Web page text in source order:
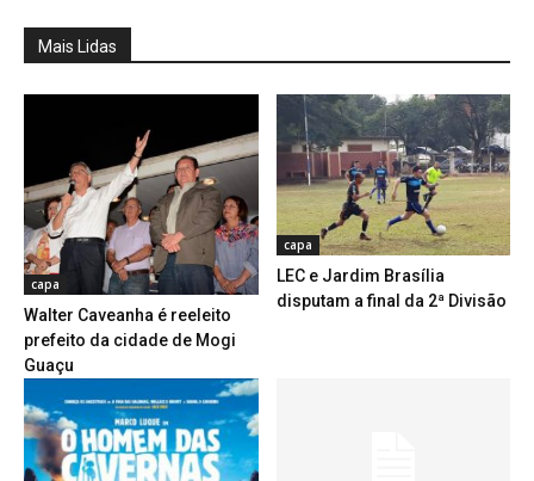
Mais Lidas
capa
Walter Caveanha é reeleito
prefeito da cidade de Mogi
Guaçu
capa
LEC e Jardim Brasília
disputam a final da 2ª Divisão